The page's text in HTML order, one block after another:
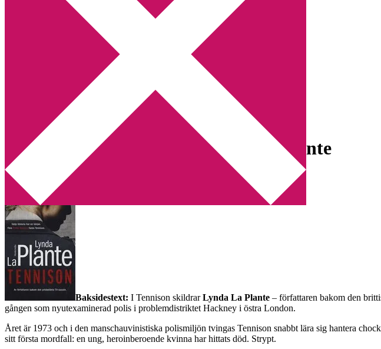
Webbshop Amazon
Utskriftscentralen
Min tv-blogg
You are here:Home Recension: Tennison av Lynda La Plante
Recension: Tennison av Lynda La Plante
2018-10-15 Annika
Baksidestext: I Tennison skildrarLynda La Plante – författaren bakom den
gången som nyutexaminerad polis i problemdistriktet Hackney i östra London.
Året är 1973 och i den manschauvinistiska polismiljön tvingas Tennison snabbt lära sig hantera
sitt första mordfall: en ung, heroinberoende kvinna har hittats död. Strypt.